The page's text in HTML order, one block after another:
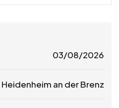
03/08/2026
Heidenheim an der Brenz